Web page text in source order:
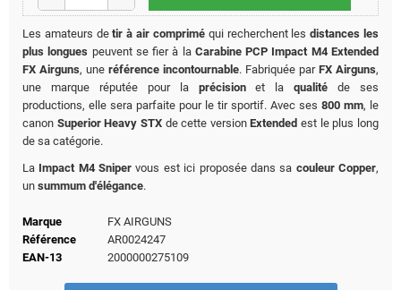
Les amateurs detir à air compriméqui recherchent lesdistances les
plus longues peuvent se fier à la Carabine PCP Impact M4 Extended
FX Airguns, une référence incontournable. Fabriquée par FX Airguns,
une marque réputée pour la précisionet laqualité de ses
productions, elle sera parfaite pour le tir sportif. Avec ses 800 mm, le
canon Superior Heavy STXde cette versionExtended est le plus long
de sa catégorie.
La Impact M4 Sniper vous est ici proposée dans sa couleur Copper,
un summum d'élégance.
Marque
FX AIRGUNS
Référence
AR0024247
EAN-13
2000000275109